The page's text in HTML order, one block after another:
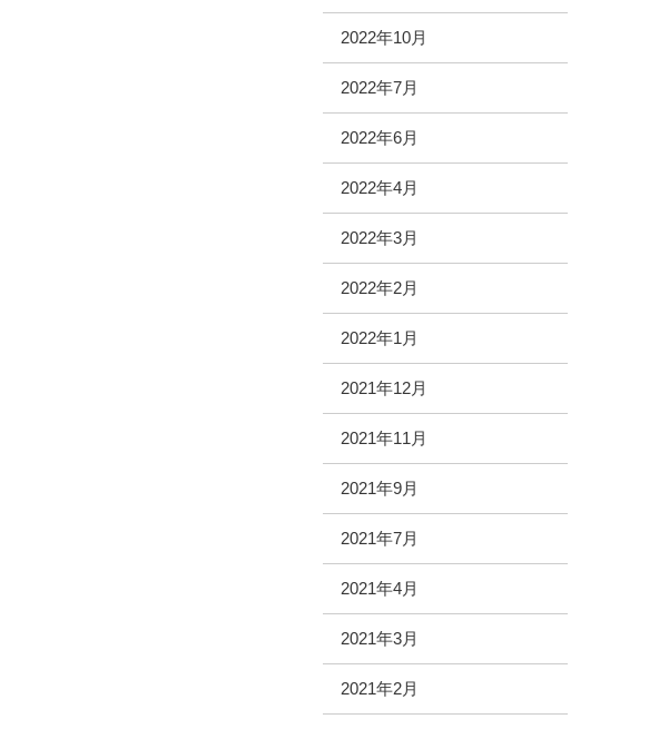
2022年10月
2022年7月
2022年6月
2022年4月
2022年3月
2022年2月
2022年1月
2021年12月
2021年11月
2021年9月
2021年7月
2021年4月
2021年3月
2021年2月